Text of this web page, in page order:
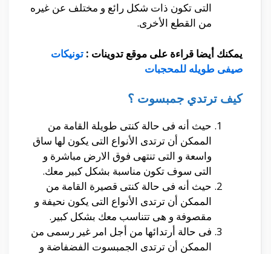
التى تكون ذات شكل رائع و مختلف عن غيره
من القطع الأخرى.
يمكنك أيضا قراءة على موقع تدوينات : تونيكات
صيفى طويله للمحجبات
كيف ترتدي جمبسوت ؟
حيث أنه فى حالة كنتى طويلة القامة من
الممكن أن ترتدى الأنواع التى يكون لها ساق
واسعة و التى تنتهى فوق الارض مباشرة و
التى سوف تكون مناسبة بشكل كبير معك.
حيث أنه فى حالة كنتى قصيرة القامة من
الممكن أن ترتدى الأنواع التى يكون نحيفة و
مقصوفة و هى تتناسب معك بشكل كبير.
فى حالة أرتدائها من أجل امر غير رسمى من
الممكن أن ترتدى الجمبسوت الفضفاضة و